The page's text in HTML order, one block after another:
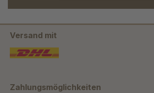
Versand mit
Zahlungsmöglichkeiten